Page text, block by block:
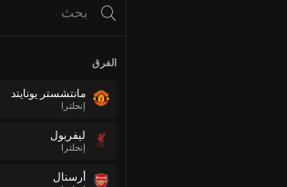
الفرق
مانتشستر يونايتد
إنجلترا
ليفربول
إنجلترا
أرسنال